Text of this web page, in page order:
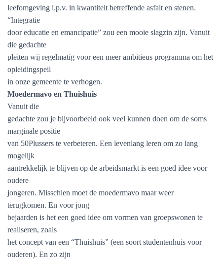
leefomgeving i.p.v. in kwantiteit betreffende asfalt en stenen.
“Integratie
door educatie en emancipatie” zou een mooie slagzin zijn. Vanuit
die gedachte
pleiten wij regelmatig voor een meer ambitieus programma om het
opleidingspeil
in onze gemeente te verhogen.
Moedermavo en Thuishuis
Vanuit die
gedachte zou je bijvoorbeeld ook veel kunnen doen om de soms
marginale positie
van 50Plussers te verbeteren. Een levenlang leren om zo lang
mogelijk
aantrekkelijk te blijven op de arbeidsmarkt is een goed idee voor
oudere
jongeren. Misschien moet de moedermavo maar weer
terugkomen. En voor jong
bejaarden is het een goed idee om vormen van groepswonen te
realiseren, zoals
het concept van een “Thuishuis” (een soort studentenhuis voor
ouderen). En zo zijn